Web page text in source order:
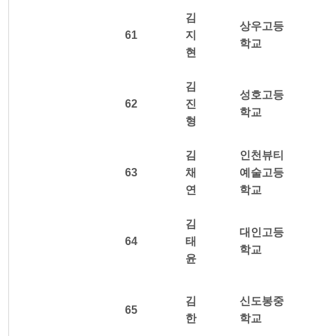
61
김
지
현
상우고등
학교
62
김
진
형
성호고등
학교
63
김
채
연
인천뷰티
예술고등
학교
64
김
태
윤
대인고등
학교
65
김
한
신도봉중
학교